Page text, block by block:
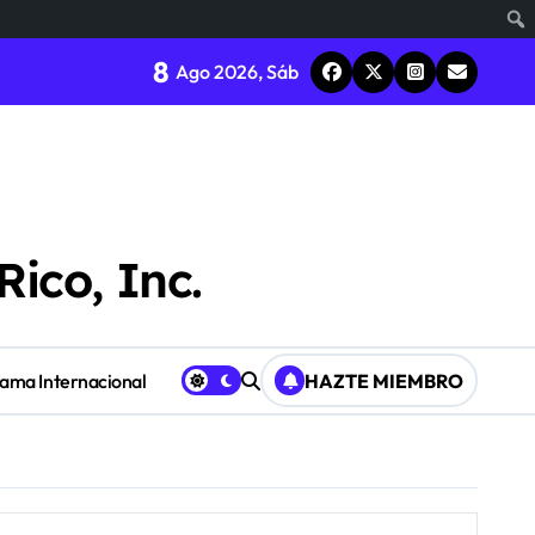
8 Ago 2026, Sáb
Inc.
Internacional HAZTE MIEMBRO